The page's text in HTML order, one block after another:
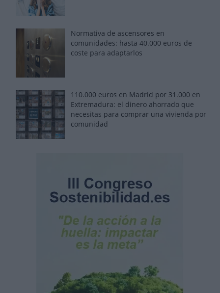
Normativa de ascensores en
comunidades: hasta 40.000 euros de
coste para adaptarlos
110.000 euros en Madrid por 31.000 en
Extremadura: el dinero ahorrado que
necesitas para comprar una vivienda por
comunidad